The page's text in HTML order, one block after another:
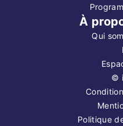
À
Qui
©
Politique